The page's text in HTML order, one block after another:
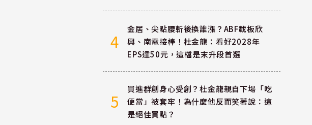
4
金居、尖點腰斬後換誰漲？ABF載板欣
興、南電接棒！杜金龍：看好2028年
EPS達50元，這檔是末升段首選
5
買進群創身心受創？杜金龍親自下場「吃
便當」被套牢！為什麼他反而笑著說：這
是絕佳買點？